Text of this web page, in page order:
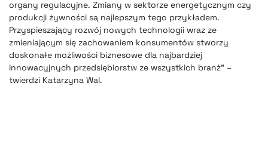
organy regulacyjne. Zmiany w sektorze energetycznym czy
produkcji żywności są najlepszym tego przykładem.
Przyspieszający rozwój nowych technologii wraz ze
zmieniającym się zachowaniem konsumentów stworzy
doskonałe możliwości biznesowe dla najbardziej
innowacyjnych przedsiębiorstw ze wszystkich branż” –
twierdzi Katarzyna Wal.